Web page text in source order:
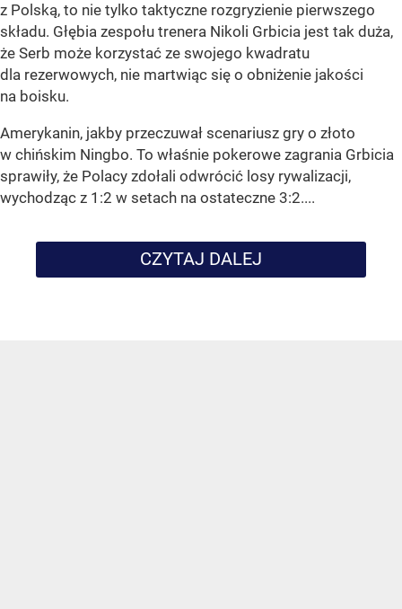
z Polską, to nie tylko taktyczne rozgryzienie pierwszego
składu. Głębia zespołu trenera Nikoli Grbicia jest tak duża,
że Serb może korzystać ze swojego kwadratu
dla rezerwowych, nie martwiąc się o obniżenie jakości
na boisku.
Amerykanin, jakby przeczuwał scenariusz gry o złoto
w chińskim Ningbo. To właśnie pokerowe zagrania Grbicia
sprawiły, że Polacy zdołali odwrócić losy rywalizacji,
wychodząc z 1:2 w setach na ostateczne 3:2....
CZYTAJ DALEJ